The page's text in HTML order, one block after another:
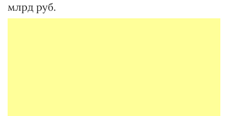
млрд руб.